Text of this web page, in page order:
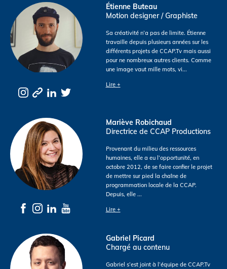
Étienne Buteau
Motion designer / Graphiste
Sa créativité n’a pas de limite. Étienne
travaille depuis plusieurs années sur les
différents projets de CCAP.Tv mais aussi
pour ne nombreux autres clients. Comme
une image vaut mille mots, vi...
Lire +
Mariève Robichaud
Directrice de CCAP Productions
Provenant du milieu des ressources
humaines, elle a eu l’opportunité, en
octobre 2012, de se faire confier le projet
de mettre sur pied la chaîne de
programmation locale de la CCAP.
Depuis, elle ...
Lire +
Gabriel Picard
Chargé au contenu
Gabriel s’est joint à l’équipe de CCAP.Tv